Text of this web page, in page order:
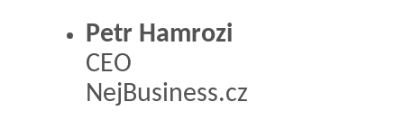
Petr Hamrozi
CEO
NejBusiness.cz